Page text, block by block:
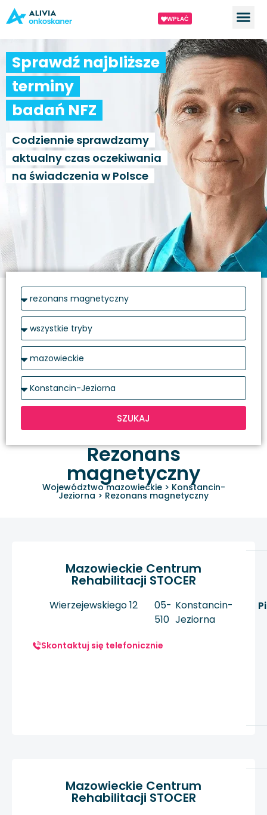
WPŁAĆ
Sprawdź najbliższe
terminy
badań NFZ
Codziennie sprawdzamy
aktualny czas oczekiwania
na świadczenia w Polsce
SZUKAJ
Rezonans
magnetyczny
Województwo mazowieckie> Konstancin-
Jeziorna > Rezonans magnetyczny
Mazowieckie Centrum
Rehabilitacji STOCER
Wierzejewskiego 12
05-
510
Konstancin-
Jeziorna
Skontaktuj się telefonicznie
Mazowieckie Centrum
Rehabilitacji STOCER